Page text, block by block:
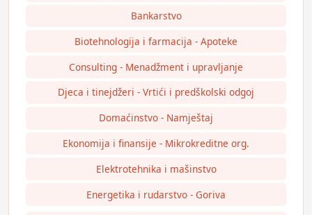
Bankarstvo
Biotehnologija i farmacija - Apoteke
Consulting - Menadžment i upravljanje
Djeca i tinejdžeri - Vrtići i predškolski odgoj
Domaćinstvo - Namještaj
Ekonomija i finansije - Mikrokreditne org.
Elektrotehnika i mašinstvo
Energetika i rudarstvo - Goriva